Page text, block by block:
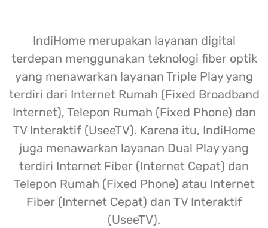
IndiHome merupakan layanan digital
terdepan menggunakan teknologi fiber optik
yang menawarkan layanan Triple Play yang
terdiri dari Internet Rumah (Fixed Broadband
Internet), Telepon Rumah (Fixed Phone) dan
TV Interaktif (UseeTV). Karena itu, IndiHome
juga menawarkan layanan Dual Play yang
terdiri Internet Fiber (Internet Cepat) dan
Telepon Rumah (Fixed Phone) atau Internet
Fiber (Internet Cepat) dan TV Interaktif
(UseeTV).